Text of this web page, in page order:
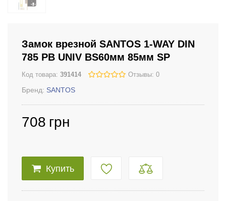
Замок врезной SANTOS 1-WAY DIN
785 PB UNIV BS60мм 85мм SP
Код товара: 391414 Отзывы: 0
Бренд: SANTOS
708 грн
Купить